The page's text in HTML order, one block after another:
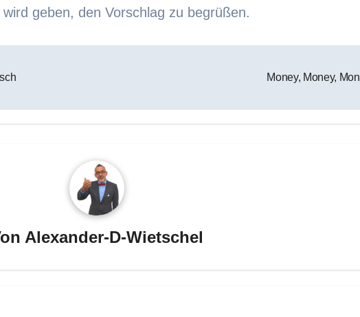
geben, den Vorschlag zu begrüßen.
Money, Money,
Alexander-D-Wietschel